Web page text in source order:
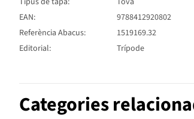
EAN:
9788412920802
Referència Abacus:
1519169.32
Editorial:
Trípode
Categories